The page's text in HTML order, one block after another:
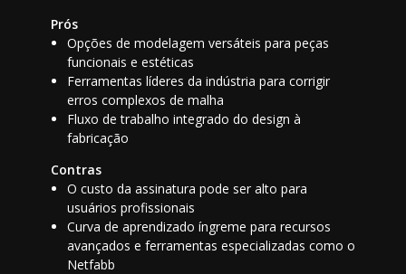
Prós
Opções de modelagem versáteis para peças
funcionais e estéticas
Ferramentas líderes da indústria para corrigir
erros complexos de malha
Fluxo de trabalho integrado do design à
fabricação
Contras
O custo da assinatura pode ser alto para
usuários profissionais
Curva de aprendizado íngreme para recursos
avançados e ferramentas especializadas como o
Netfabb